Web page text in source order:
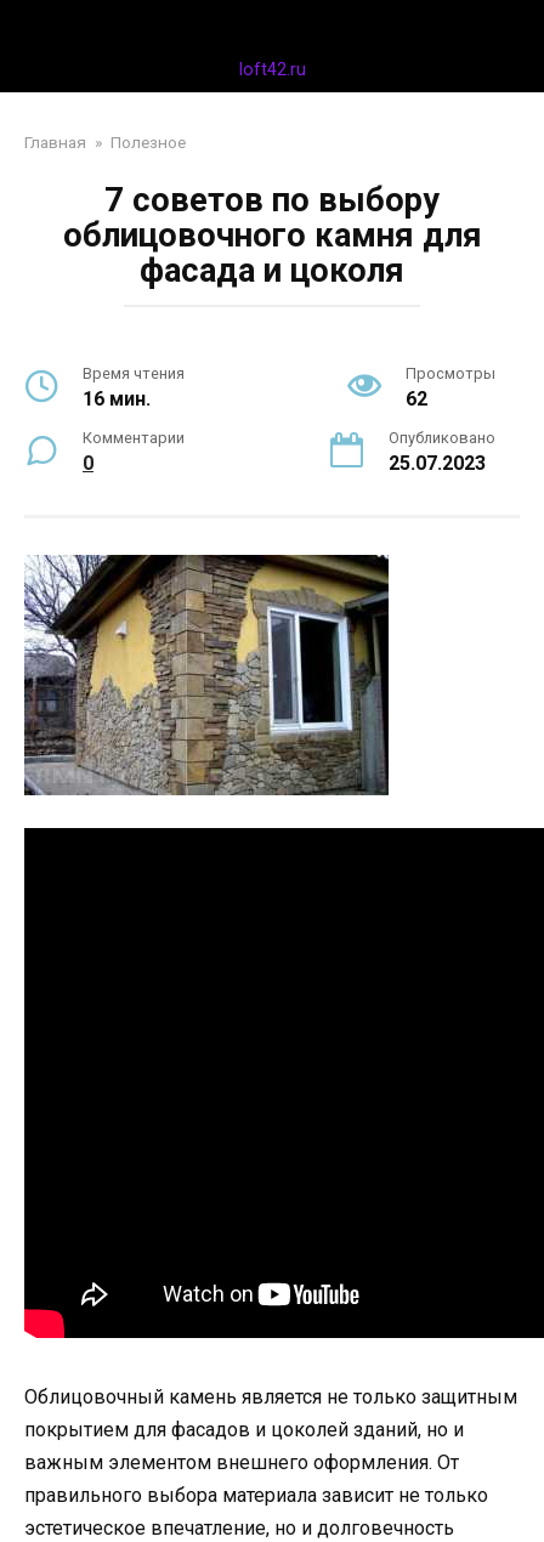
loft42.ru
Главная » Полезное
7 советов по выбору
облицовочного камня для
фасада и цоколя
Время чтения
16 мин.
Просмотры
62
Комментарии
0
Опубликовано
25.07.2023
Облицовочный камень является не только защитным
покрытием для фасадов и цоколей зданий, но и
важным элементом внешнего оформления. От
правильного выбора материала зависит не только
эстетическое впечатление, но и долговечность